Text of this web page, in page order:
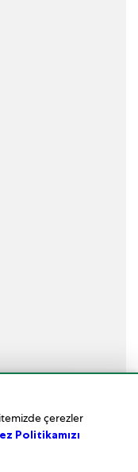
çerezler
Politikamızı